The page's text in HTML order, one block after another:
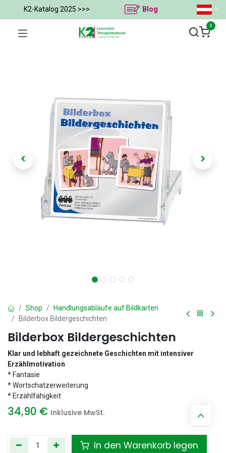
K2-Katalog 2025 >>> Blog
0
Shop
Handlungsabläufe auf Bildkarten
Bilderbox Bildergeschichten
Bilderbox Bildergeschichten
Klar und lebhaft gezeichnete Geschichten mit intensiver
Erzählmotivation
* Fantasie
* Wortschatzerweiterung
* Erzählfähigkeit
34,90 € Inklusive MwSt.
In den Warenkorb legen